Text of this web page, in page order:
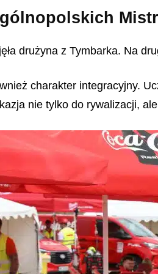
drużyna z Tymbarka. Na
charakter integracyjny.
nie tylko do rywalizacji,